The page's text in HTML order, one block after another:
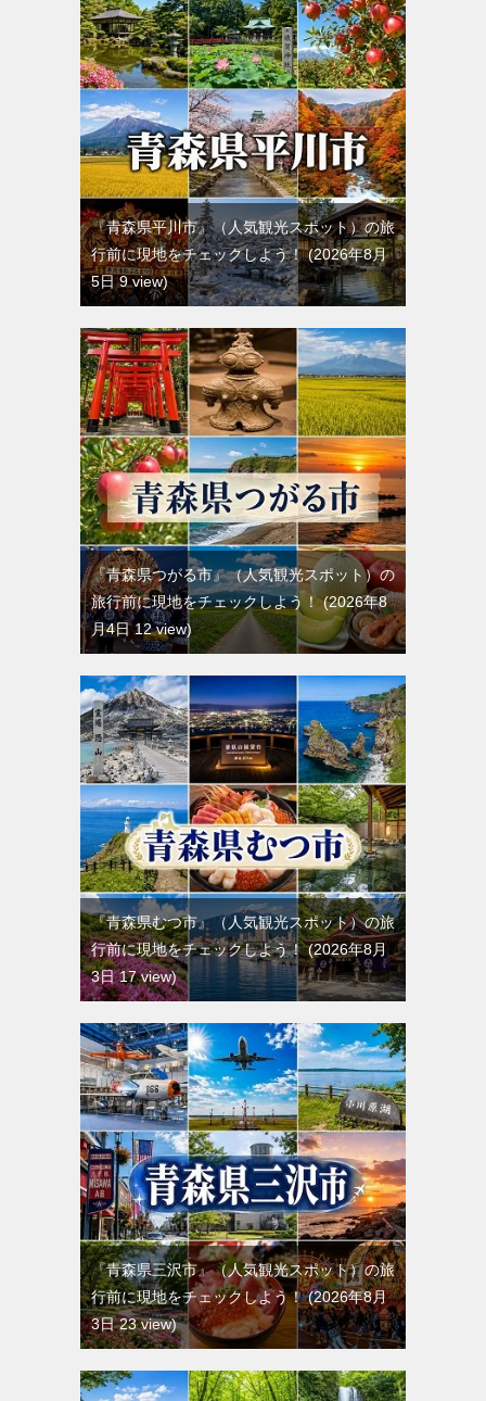
『青森県平川市』（人気観光スポット）の旅
行前に現地をチェックしよう！ 2026年8月
5日 9 view
『青森県つがる市』（人気観光スポット）の
旅行前に現地をチェックしよう！ 2026年8
月4日 12 view
『青森県むつ市』（人気観光スポット）の旅
行前に現地をチェックしよう！ 2026年8月
3日 17 view
『青森県三沢市』（人気観光スポット）の旅
行前に現地をチェックしよう！ 2026年8月
3日 23 view